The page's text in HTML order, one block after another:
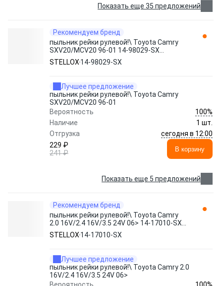
Показать еще 35 предложений
Рекомендуем бренд
пыльник рейки рулевой!\ Toyota Camry
SXV20/MCV20 96-01 14-98029-SX
STELLOX
STELLOX 14-98029-SX
Лучшее предложение
пыльник рейки рулевой!\ Toyota Camry
SXV20/MCV20 96-01
Вероятность
100%
Наличие
1 шт.
Отгрузка
сегодня в 12:00
229 ₽
241 ₽
В корзину
Показать еще 5 предложений
Рекомендуем бренд
пыльник рейки рулевой!\ Toyota Camry
2.0 16V/2.4 16V/3.5 24V 06> 14-17010-SX
STELLOX
STELLOX 14-17010-SX
Лучшее предложение
пыльник рейки рулевой!\ Toyota Camry 2.0
16V/2.4 16V/3.5 24V 06>
100%